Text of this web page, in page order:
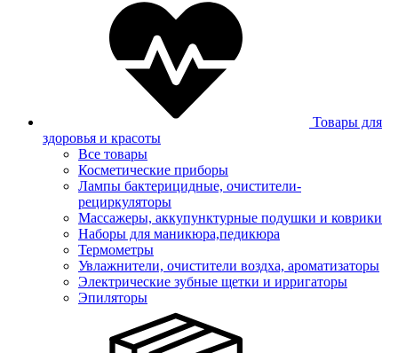
Товары для
здоровья и красоты
Все товары
Косметические приборы
Лампы бактерицидные, очистители-
рециркуляторы
Массажеры, аккупунктурные подушки и коврики
Наборы для маникюра,педикюра
Термометры
Увлажнители, очистители воздха, ароматизаторы
Электрические зубные щетки и ирригаторы
Эпиляторы